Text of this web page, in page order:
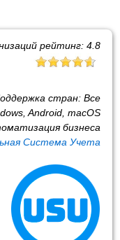
рейтинг: 4.8
стран: Все
Android, macOS
бизнеса
Система Учета